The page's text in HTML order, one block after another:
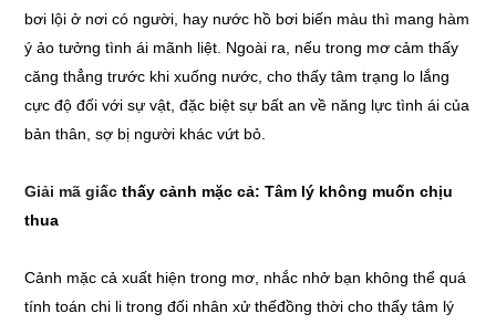
bơi lội ở nơi có người, hay nước hồ bơi biến màu thì mang hàm
ý ảo tưởng tình ái mãnh liệt. Ngoài ra, nếu trong mơ cảm thấy
căng thẳng trước khi xuống nước, cho thấy tâm trạng lo lắng
cực độ đối với sự vật, đặc biệt sự bất an về năng lực tình ái của
bản thân, sợ bị người khác vứt bỏ.
Giải mã giấcthấy cảnh mặc cả: Tâm lý không muốn chịu
thua
Cảnh mặc cả xuất hiện trong mơ, nhắc nhở bạn không thể quá
tính toán chi li trong đối nhân xử thếđồng thời cho thấy tâm lý